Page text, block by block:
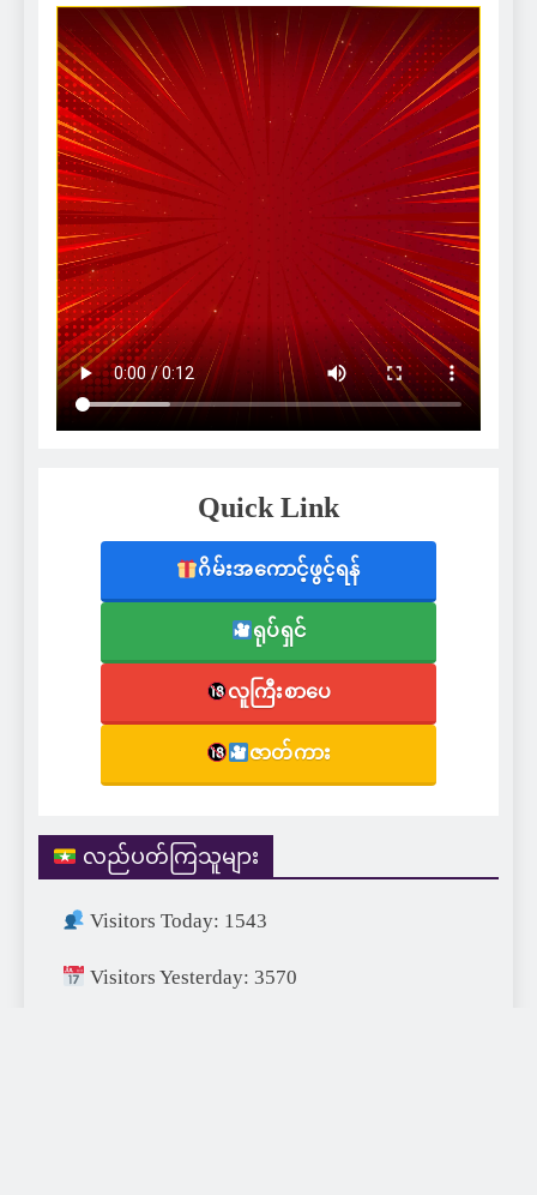
Quick Link
ဂိမ်းအကောင့်ဖွင့်ရန်
ရုပ်ရှင်
လူကြီးစာပေ
ဇာတ်ကား
လည်ပတ်ကြသူများ
Visitors Today: 1543
Visitors Yesterday: 3570